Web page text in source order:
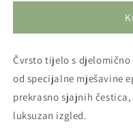
540/545
Mix
540/
Mix
Čvrsto tijelo s
od specijalne mješavine
prekrasno sjajnih
luksuzan izgled.